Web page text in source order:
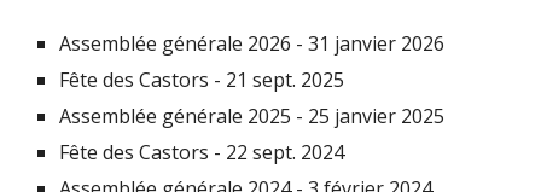
Assemblée générale 2026 -31 janvier 2026
Fête des Castors - 21 sept. 2025
Assemblée générale 2025 - 25 janvier 2025
Fête des Castors - 22 sept. 2024